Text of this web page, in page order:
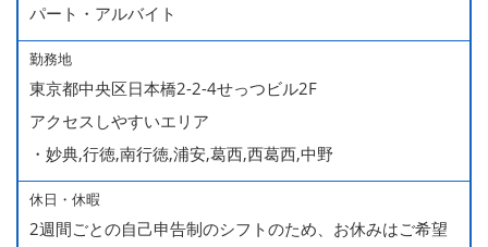
パート・アルバイト
勤務地
東京都中央区日本橋2-2-4せっつビル2F
アクセスしやすいエリア
・妙典,行徳,南行徳,浦安,葛西,西葛西,中野
休日・休暇
2週間ごとの自己申告制のシフトのため、お休みはご希望